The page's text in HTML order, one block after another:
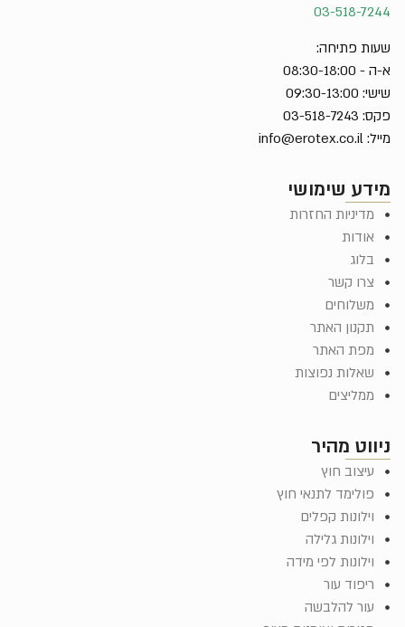
ניווט מהיר
עיצוב חוץ
פולימד לתנאי חוץ
וילונות קפלים
וילונות גלילה
וילונות לפי מידה
ריפוד עור
עור להלבשה
מידע שימושי
מדיניות החזרות
אודות
בלוג
צרו קשר
משלוחים
תקנון האתר
מפת האתר
שאלות נפוצות
ממליצים
03-518-7244
שעות פתיחה:
א-ה - 08:30-18:00
שישי: 09:30-13:00
פקס: 03-518-7243
מייל: info@erotex.co.il